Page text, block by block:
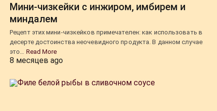
Мини-чизкейки с инжиром, имбирем и
миндалем
Рецепт этих мини-чизкейков примечателен: как использовать в
десерте достоинства неочевидного продукта. В данном случае
это… Read More
8 месяцев ago